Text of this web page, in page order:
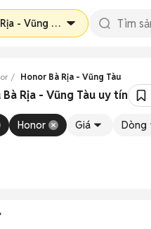
- Vũng Tàu
Honor Bà Rịa - Vũng Tàu
Rịa - Vũng Tàu uy tín
Honor Giá Dòng